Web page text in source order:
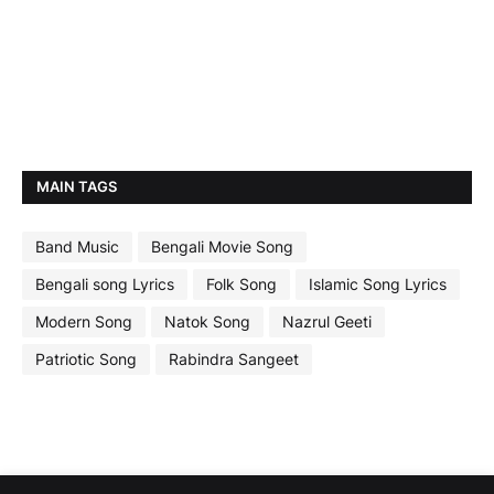
MAIN TAGS
Band Music
Bengali Movie Song
Bengali song Lyrics
Folk Song
Islamic Song Lyrics
Modern Song
Natok Song
Nazrul Geeti
Patriotic Song
Rabindra Sangeet